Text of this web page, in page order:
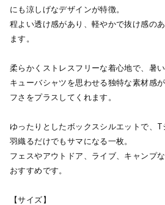
にも涼しげなデザインが特徴。
程よい透け感があり、軽やかで抜け感の
ます。
柔らかくストレスフリーな着心地で、暑い
キューバシャツを思わせる独特な素材感
フさをプラスしてくれます。
ゆったりとしたボックスシルエットで、T
羽織るだけでもサマになる一枚。
フェスやアウトドア、ライブ、キャンプ
おすすめです。
【サイズ】